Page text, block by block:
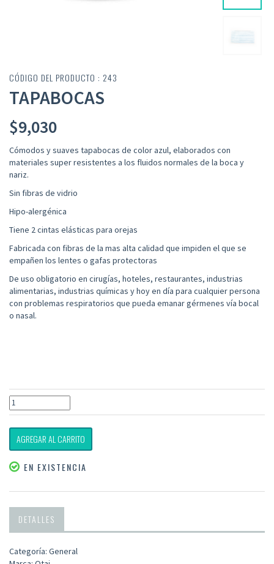
CÓDIGO DEL PRODUCTO : 243
TAPABOCAS
$9,030
Cómodos y suaves tapabocas de color azul, elaborados con
materiales super resistentes a los fluidos normales de la boca y
nariz.
Sin fibras de vidrio
Hipo-alergénica
Tiene 2 cintas elásticas para orejas
Fabricada con fibras de la mas alta calidad que impiden el que se
empañen los lentes o gafas protectoras
De uso obligatorio en cirugías, hoteles, restaurantes, industrias
alimentarias, industrias químicas y hoy en día para cualquier persona
con problemas respiratorios que pueda emanar gérmenes vía bocal
o nasal.
AGREGAR AL CARRITO
EN EXISTENCIA
DETALLES
Categoría: General